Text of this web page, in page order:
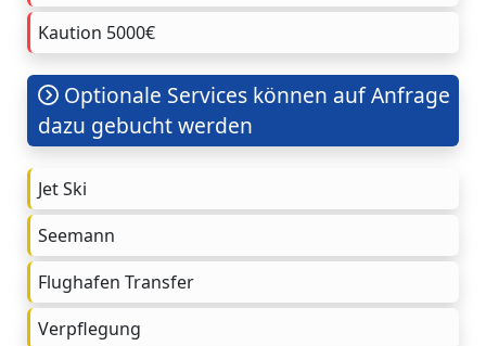
Kaution 5000€
Optionale Services können auf Anfrage
dazu gebucht werden
Jet Ski
Seemann
Flughafen Transfer
Verpflegung